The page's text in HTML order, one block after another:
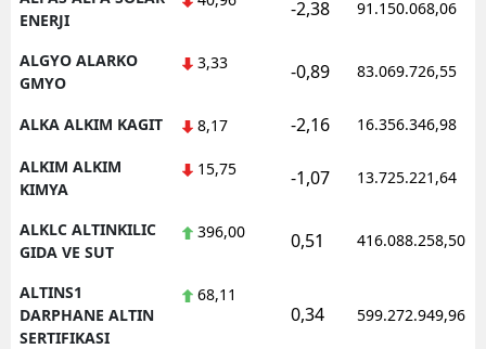
ENERJI
-2,38 91.150.068,06
ALGYO ALARKO
GMYO
3,33 -0,89 83.069.726,55
ALKA ALKIM KAGIT 8,17 -2,16 16.356.346,98
ALKIM ALKIM
KIMYA
15,75 -1,07 13.725.221,64
ALKLC ALTINKILIC
GIDA VE SUT
396,00 0,51 416.088.258,50
ALTINS1
DARPHANE ALTIN
SERTIFIKASI
68,11
0,34 599.272.949,96